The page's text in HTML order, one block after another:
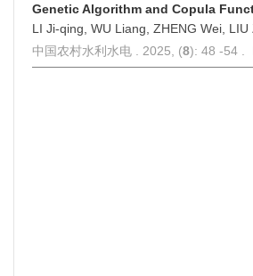
Genetic Algorithm and Copula
LI Ji-qing, WU Liang, ZHENG Wei,
中国农村水利水电 . 2025, (8): 48 -54 .